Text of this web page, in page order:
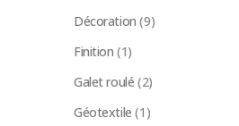
Décoration (9)
Finition (1)
Galet roulé (2)
Géotextile (1)